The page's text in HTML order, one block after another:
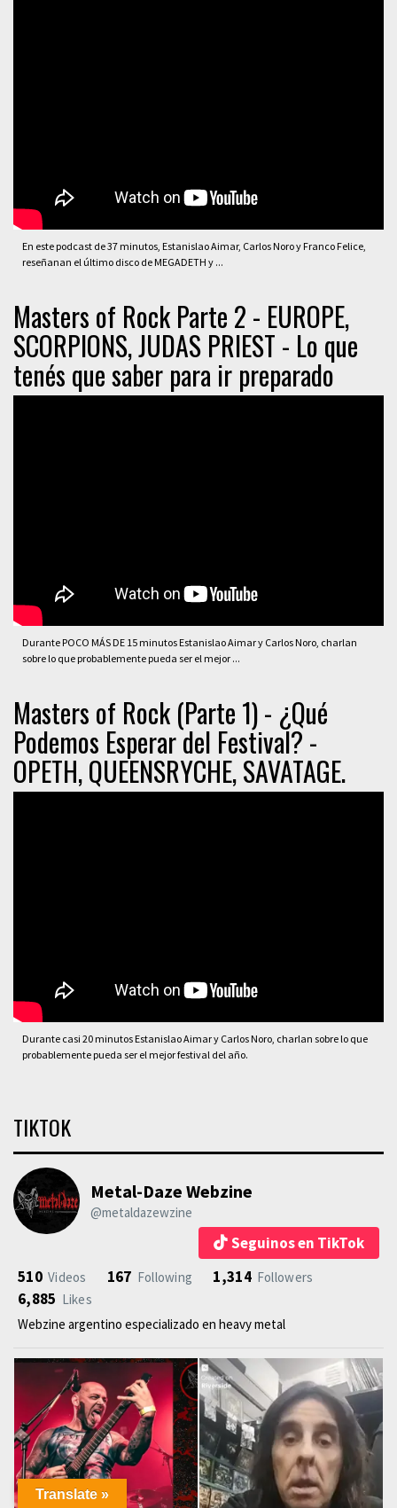
En este podcast de 37 minutos, Estanislao Aimar, Carlos Noro y Franco Felice,
reseñanan el último disco de MEGADETH y ...
Masters of Rock Parte 2 - EUROPE,
SCORPIONS, JUDAS PRIEST - Lo que
tenés que saber para ir preparado
Durante POCO MÁS DE 15 minutos Estanislao Aimar y Carlos Noro, charlan
sobre lo que probablemente pueda ser el mejor ...
Masters of Rock (Parte 1) - ¿Qué
Podemos Esperar del Festival? -
OPETH, QUEENSRYCHE, SAVATAGE.
Durante casi 20 minutos Estanislao Aimar y Carlos Noro, charlan sobre lo que
probablemente pueda ser el mejor festival del año.
TIKTOK
Metal-Daze Webzine
@metaldazewzine
Seguinos en TikTok
510 Videos 167 Following 1,314 Followers
6,885 Likes
Webzine argentino especializado en heavy metal
Translate »